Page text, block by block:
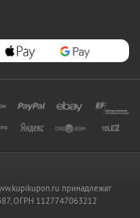
принадлежат
ОГРН 1127747063212